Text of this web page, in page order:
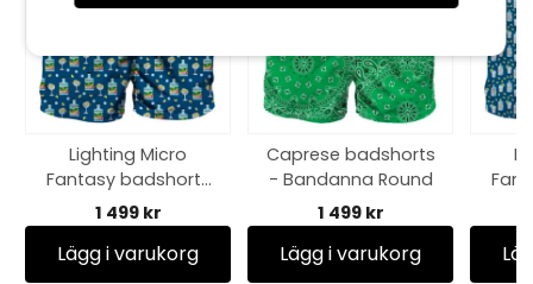
Lighting Micro
Fantasy badshorts
- Portofino Gin
1 499 kr
Lägg i varukorg
Caprese badshorts
- Bandanna Round
1 499 kr
Lägg i varukorg